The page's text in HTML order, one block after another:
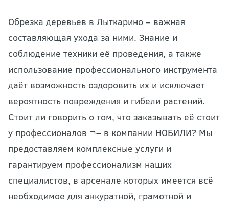
Обрезка деревьев в Лыткарино – важная
составляющая ухода за ними. Знание и
соблюдение техники её проведения, а также
использование профессионального инструмента
даёт возможность оздоровить их и исключает
вероятность повреждения и гибели растений.
Стоит ли говорить о том, что заказывать её стоит
у профессионалов ¬– в компании НОБИЛИ? Мы
предоставляем комплексные услуги и
гарантируем профессионализм наших
специалистов, в арсенале которых имеется всё
необходимое для аккуратной, грамотной и